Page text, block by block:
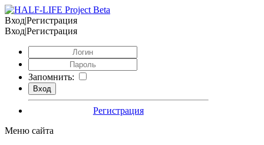
Вход|Регистрация
Вход|Регистрация
Запомнить:
Регистрация
Меню сайта